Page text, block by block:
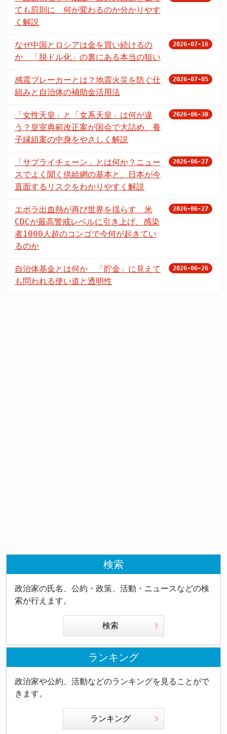
ても罰則に 何が変わるのか分かりやす
く解説
なぜ中国とロシアは金を買い続けるの
か 「脱ドル化」の裏にある本当の狙い
2026-07-16
感震ブレーカーとは？地震火災を防ぐ仕
組みと自治体の補助金活用法
2026-07-05
「女性天皇」と「女系天皇」は何が違
う？皇室典範改正案が国会で大詰め、養
子縁組案の中身をやさしく解説
2026-06-30
「サプライチェーン」とは何か？ニュー
スでよく聞く供給網の基本と、日本が今
直面するリスクをわかりやすく解説
2026-06-27
エボラ出血熱が再び世界を揺らす 米
CDCが最高警戒レベルに引き上げ、感染
者1000人超のコンゴで今何が起きてい
るのか
2026-06-27
自治体基金とは何か 「貯金」に見えて
も問われる使い道と透明性
2026-06-26
検索
政治家の氏名、公約・政策、活動・ニュースなどの検
索が行えます。
検索
ランキング
政治家や公約、活動などのランキングを見ることがで
きます。
ランキング